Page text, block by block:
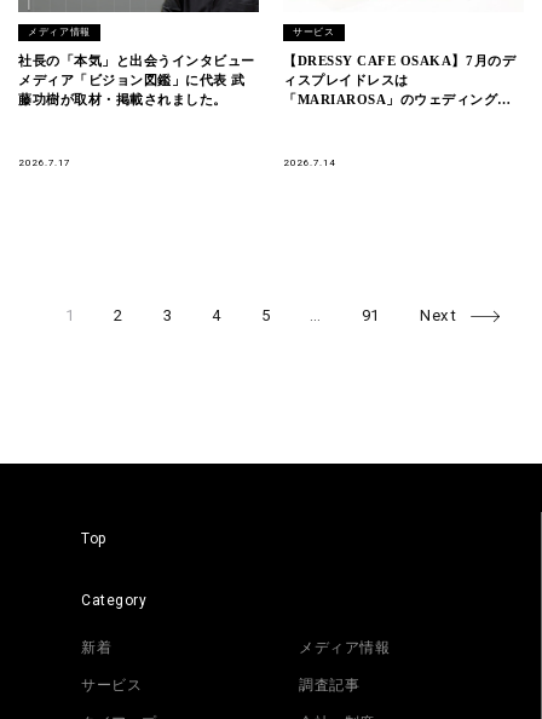
メディア情報
社長の「本気」と出会うインタビュー
メディア「ビジョン図鑑」に代表 武
藤功樹が取材・掲載されました。
2026.7.17
サービス
【DRESSY CAFE OSAKA】7月のデ
ィスプレイドレスは
「MARIAROSA」のウェディングド
2026.7.14
Posts1 2 3 4 5 91 Next
Top
Category
新着 メディア情報
サービス 調査記事